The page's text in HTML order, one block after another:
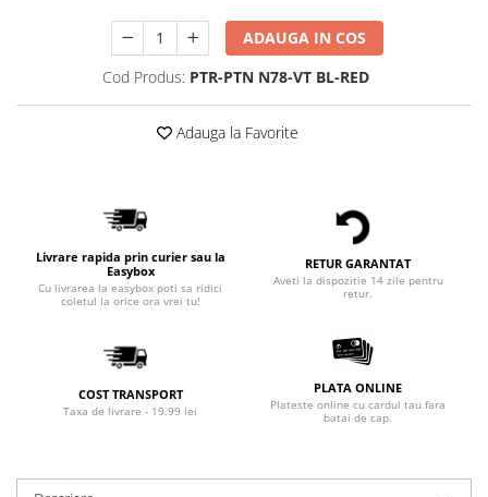
ADAUGA IN COS
Cod Produs: PTR-PTN N78-VT BL-RED
Adauga la Favorite
Livrare rapida prin curier sau la
Easybox
Cu livrarea la easybox poti sa ridici
coletul la orice ora vrei tu!
RETUR GARANTAT
Aveti la dispozitie 14 zile pentru
retur.
COST TRANSPORT
Taxa de livrare - 19.99 lei
PLATA ONLINE
Plateste online cu cardul tau fara
batai de cap.